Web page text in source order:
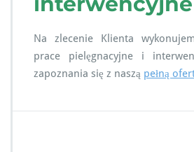
Na zlecenie Klienta
prace pielęgnacyjne i
zapoznania się z naszą pełną